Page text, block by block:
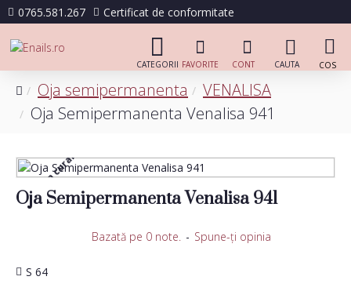
0765.581.267 Certificat de conformitate
Oja semipermanenta
VENALISA
Oja Semipermanenta Venalisa 941
Disponibil in curand
Oja Semipermanenta Venalisa 941
S 64
Bazată pe 0 note. - Spune-ţi opinia